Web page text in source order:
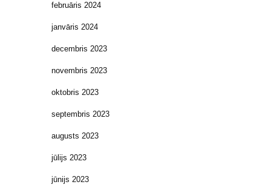
februāris 2024
janvāris 2024
decembris 2023
novembris 2023
oktobris 2023
septembris 2023
augusts 2023
jūlijs 2023
jūnijs 2023